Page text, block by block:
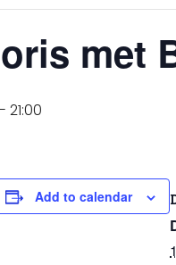
met
- 21:00
Add to calendar